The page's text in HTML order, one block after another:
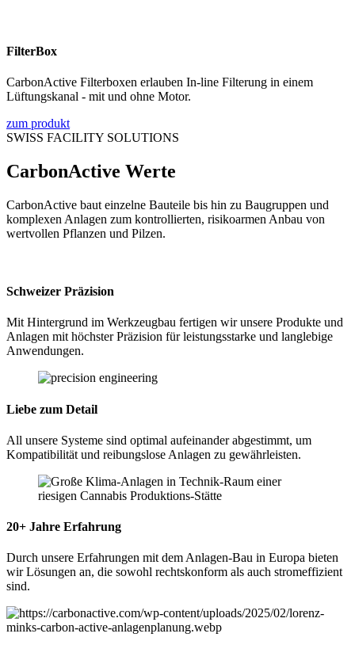
FilterBox
CarbonActive Filterboxen erlauben In-line Filterung in einem
Lüftungskanal - mit und ohne Motor.
zum produkt
SWISS FACILITY SOLUTIONS
CarbonActive Werte
CarbonActive baut einzelne Bauteile bis hin zu Baugruppen und
komplexen Anlagen zum kontrollierten, risikoarmen Anbau von
wertvollen Pflanzen und Pilzen.
Schweizer Präzision
Mit Hintergrund im Werkzeugbau fertigen wir unsere Produkte und
Anlagen mit höchster Präzision für leistungsstarke und langlebige
Anwendungen.
Liebe zum Detail
All unsere Systeme sind optimal aufeinander abgestimmt, um
Kompatibilität und reibungslose Anlagen zu gewährleisten.
20+ Jahre Erfahrung
Durch unsere Erfahrungen mit dem Anlagen-Bau in Europa bieten
wir Lösungen an, die sowohl rechtskonform als auch stromeffizient
sind.